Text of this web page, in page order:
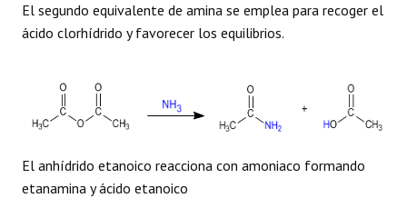
El segundo equivalente de amina se emplea para recoger el
ácido clorhídrido y favorecer los equilibrios.
El anhídrido etanoico reacciona con amoniaco formando
etanamina y ácido etanoico